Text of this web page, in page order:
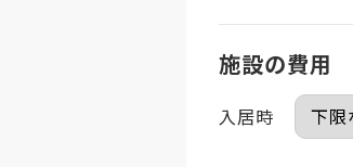
施設の費用
入居時